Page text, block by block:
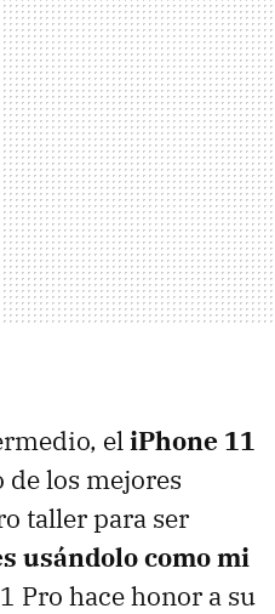
eliPhone 11
los mejores
taller para ser
usándolo como mi
Pro hace honor a su